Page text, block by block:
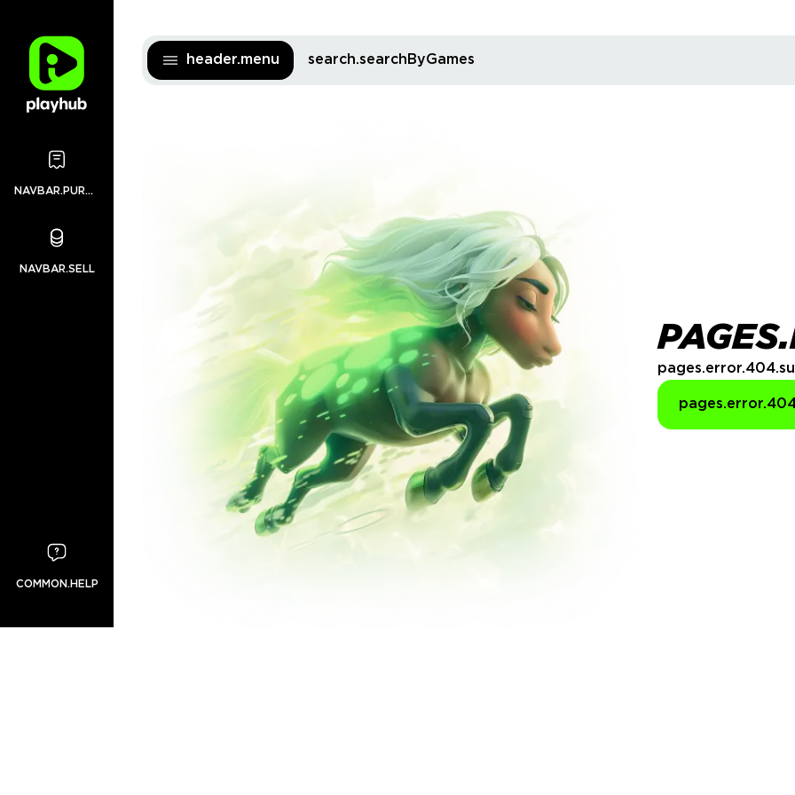
header.menu search.searchByGames
NAVBAR.PURCHASES
NAVBAR.SELL
COMMON.HELP